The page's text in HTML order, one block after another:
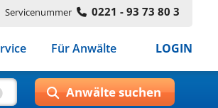
Servicenummer 0221 - 93 73 80 3
Für Anwälte LOGIN